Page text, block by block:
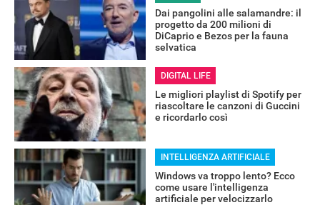
Dai pangolini alle salamandre: il
progetto da 200 milioni di
DiCaprio e Bezos per la fauna
selvatica
DIGITAL LIFE
Le migliori playlist di Spotify per
riascoltare le canzoni di Guccini
e ricordarlo così
INTELLIGENZA ARTIFICIALE
Windows va troppo lento? Ecco
come usare l'intelligenza
artificiale per velocizzarlo